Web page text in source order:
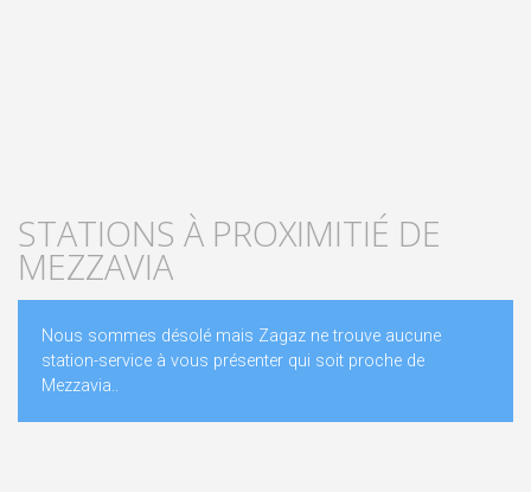
STATIONS À PROXIMITIÉ DE
MEZZAVIA
Nous sommes désolé mais Zagaz ne trouve aucune
station-service à vous présenter qui soit proche de
Mezzavia..